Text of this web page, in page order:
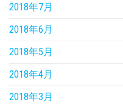
2018年7月
2018年6月
2018年5月
2018年4月
2018年3月